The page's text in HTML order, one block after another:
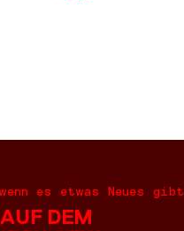
es etwas Neues gibt
DEM